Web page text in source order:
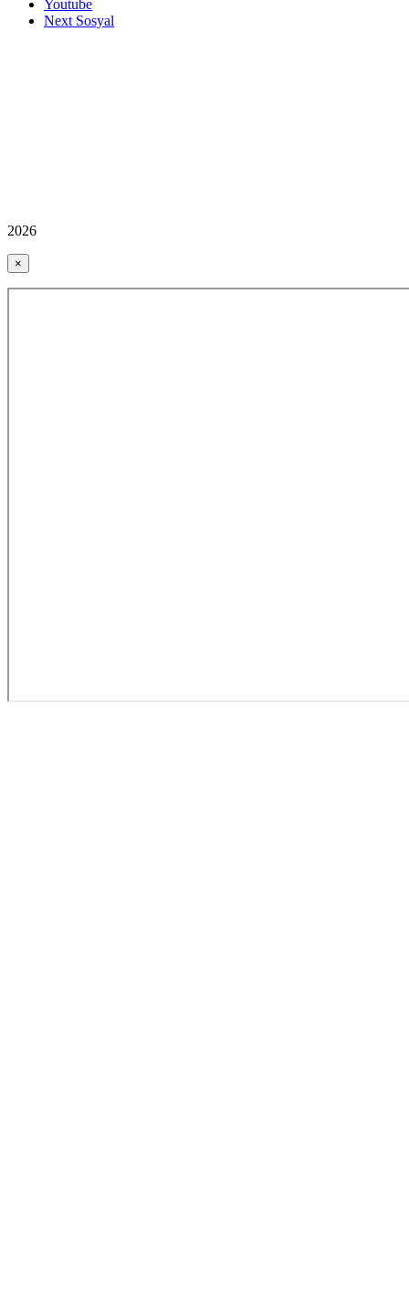
Youtube
Next Sosyal
2026
×